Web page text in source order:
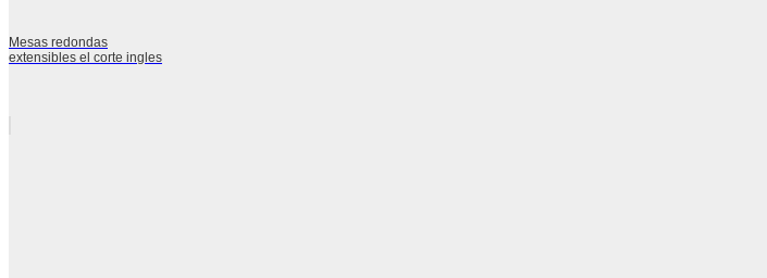
Mesas redondas
extensibles el corte ingles